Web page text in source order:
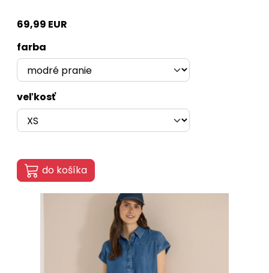
69,99 EUR
farba
veľkosť
do košíka